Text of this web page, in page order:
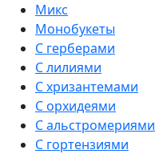
Микс
Монобукеты
С герберами
С лилиями
С хризантемами
С орхидеями
С альстромериями
С гортензиями